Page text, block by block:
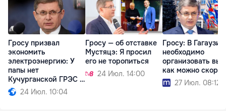
Гросу призвал
экономить
электроэнергию: У
папы нет
Кучурганской ГРЭС в
огороде
24 Июл. 10:04
Гросу — об отставке
Мустяцэ: Я просил
его не торопиться
24 Июл. 14:00
Гросу: В Гагаузии
необходимо
организовать
как можно скорее
27 Июл. 08:12